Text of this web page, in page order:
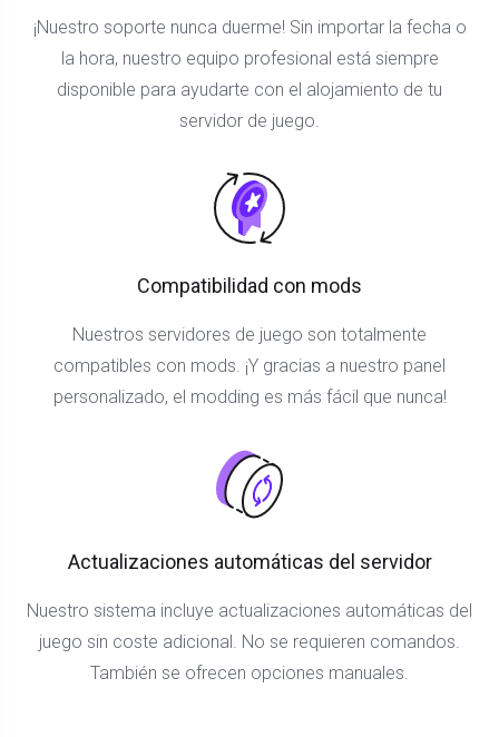
¡Nuestro soporte nunca duerme! Sin importar la fecha o
la hora, nuestro equipo profesional está siempre
disponible para ayudarte con el alojamiento de tu
servidor de juego.
Compatibilidad con mods
Nuestros servidores de juego son totalmente
compatibles con mods. ¡Y gracias a nuestro panel
personalizado, el modding es más fácil que nunca!
Actualizaciones automáticas del servidor
Nuestro sistema incluye actualizaciones automáticas del
juego sin coste adicional. No se requieren comandos.
También se ofrecen opciones manuales.